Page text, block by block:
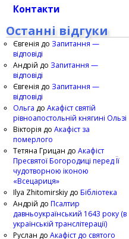
Контакти
Останні відгуки
Євгенія до Запитання —
відповіді
Андрій до Запитання —
відповіді
Євгенія до Запитання —
відповіді
Ольга до Акафіст святій
рівноапостольній княгині Ользі
Вікторія до Акафіст за
померлого
Тетяна Грицан до Акафіст
Пресвятої Богородиці перед Її
чудотворною іконою
«Всецариця»
Ilya Zhitomirskiy до Бібліотека
Андрій до Псалтир
давньоукраїнський 1643 року (в
українській транслітерації)
Руслан до Акафіст до святого